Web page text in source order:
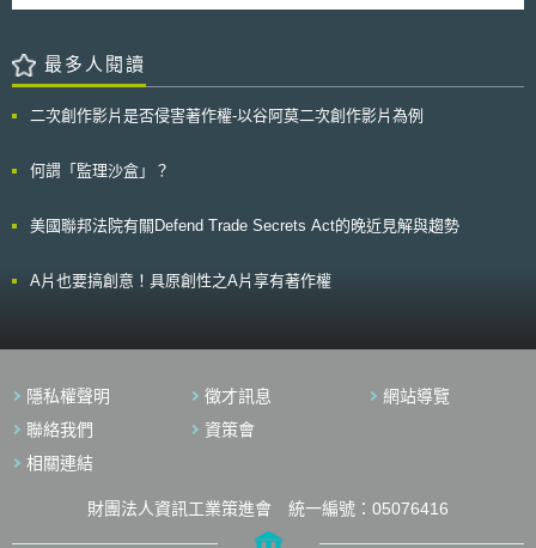
蒐集、語音系統、記錄備份系統、寬頻遠端接入系統（BNG / BRAS）等，
設施，及任何與安全系統直接相關的敏感網路中使用HRV設備。目前，中國
大陸華為是英國NCSC唯一認定的HRV廠商，華為被禁止參與英國5G網路
訂定風險緩解策略，確保產品及服務不致威脅英國網路即國家安全。
FCC應回歸國家寬頻計畫，合理的規劃整體頻譜資源，釋出更多頻譜提供無
線寬頻市場新的機會。
Next Generation Access Networks（NGA））、提出未來五年的無線電頻
在NGA管制建議正式公布前，執委會曾於2008年與2009年兩度就建議
草案進行公開資詢。執委會認為，此一建議除了可提升管制明確性，避免管
衡，其重要管制原則如下： 1. 管制者對於獨占業者之光纖網路接取進
使投資者能獲取具吸引力之利潤。 2. 管制者應採取適當的接取管制措
措施，應反映個別市場與城鄉區域之市場競爭差異。 4. 管制建議強烈
定條件下給予價格折扣。
最多人閱讀
二次創作影片是否侵害著作權-以谷阿莫二次創作影片為例
何謂「監理沙盒」？
美國聯邦法院有關Defend Trade Secrets Act的晚近見解與趨勢
A片也要搞創意！具原創性之A片享有著作權
隱私權聲明 徵才訊息
網站導覽
聯絡我們
資策會
相關連結
財團法人資訊工業策進會 統一編號：05076416